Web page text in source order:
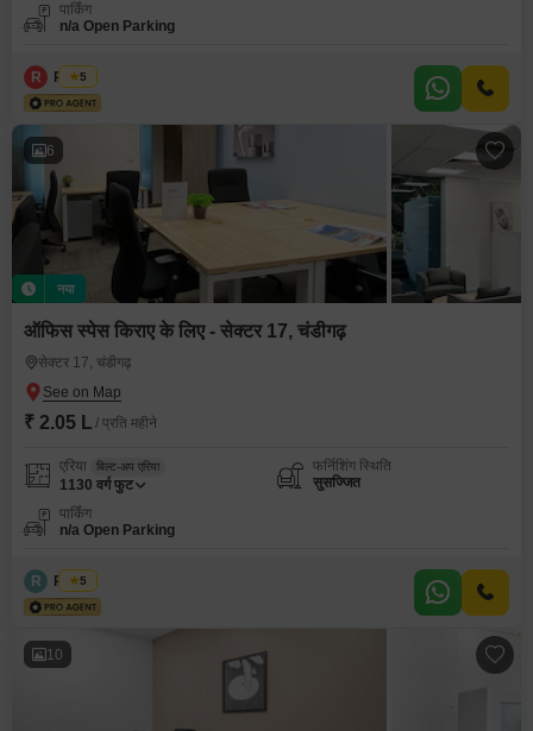
पार्किंग
n/a Open Parking
R Regus
5
6
नया
ऑफिस स्पेस किराए के लिए - सेक्टर 17, चंडीगढ़
सेक्टर 17, चंडीगढ़
₹ 2.05 L / प्रति महीने
एरिया बिल्ट-अप एरिया
1130 वर्ग फुट
फर्निशिंग स्थिति
सुसज्जित
पार्किंग
n/a Open Parking
R Regus
5
10